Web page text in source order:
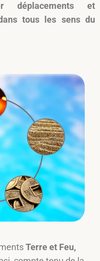
déplacements et
tous les sens du
Terre et Feu,